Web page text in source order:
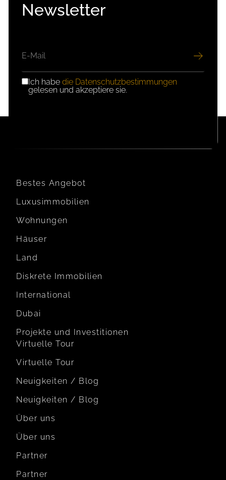
Newsletter
MAIL
DSGVO-
EINWILLIGUNG
Ich habe die Datenschutzbestimmungen
gelesen und akzeptiere sie.
Bestes Angebot
Luxusimmobilien
Wohnungen
Häuser
Land
Diskrete Immobilien
International
Dubai
Projekte und Investitionen
Virtuelle Tour
Virtuelle Tour
Neuigkeiten / Blog
Neuigkeiten / Blog
Über uns
Über uns
Partner
Partner